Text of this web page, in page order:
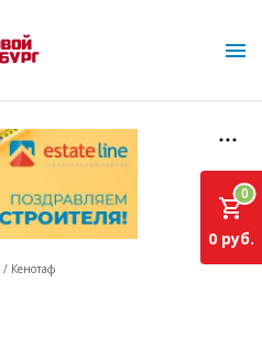
Кенотаф
0
0 руб.